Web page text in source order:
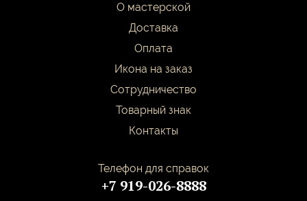
О мастерской
Доставка
Оплата
Икона на заказ
Сотрудничество
Товарный знак
Контакты
Телефон для справок
+7 919-026-8888